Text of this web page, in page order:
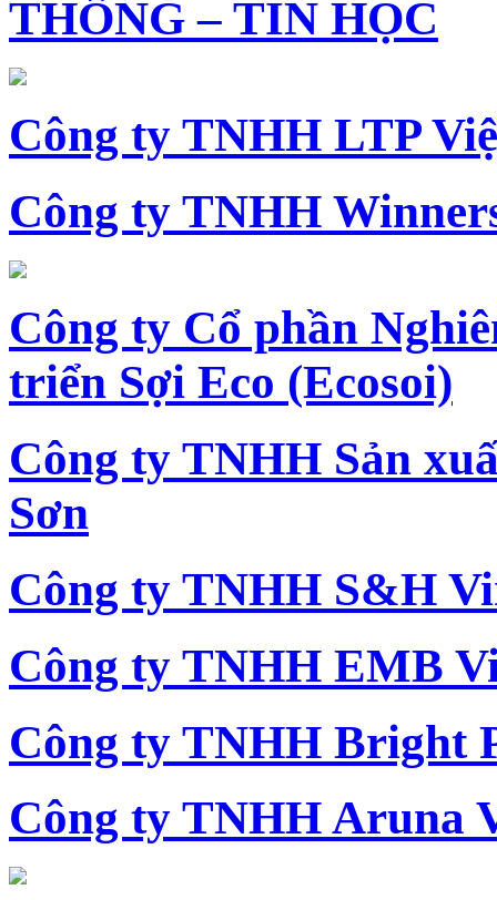
THÔNG – TIN HỌC
Công ty TNHH LTP
Công ty TNHH
Công ty Cổ phần
triển Sợi Eco (Ecosoi)
Công ty TNHH Sản
Sơn
Công ty TNHH S&H
Công ty TNHH EMB
Công ty TNHH Bright
Công ty TNHH Aruna